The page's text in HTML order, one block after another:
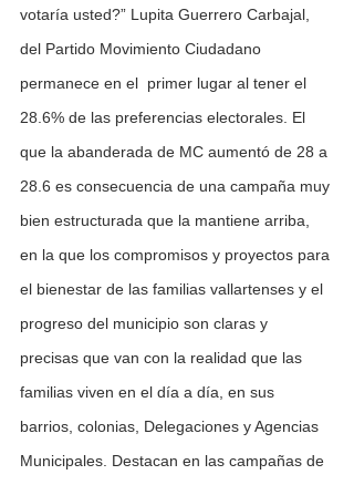
votaría usted?” Lupita Guerrero Carbajal,
del Partido Movimiento Ciudadano
permanece en el  primer lugar al tener el
28.6% de las preferencias electorales. El
que la abanderada de MC aumentó de 28 a
28.6 es consecuencia de una campaña muy
bien estructurada que la mantiene arriba,
en la que los compromisos y proyectos para
el bienestar de las familias vallartenses y el
progreso del municipio son claras y
precisas que van con la realidad que las
familias viven en el día a día, en sus
barrios, colonias, Delegaciones y Agencias
Municipales. Destacan en las campañas de